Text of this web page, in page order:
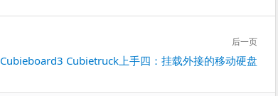
后一页
Cubieboard3 Cubietruck上手四：挂载外接的移动硬盘